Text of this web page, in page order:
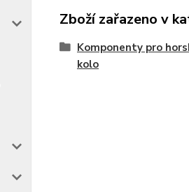
Zboží zařazeno v
Komponenty pro
kolo